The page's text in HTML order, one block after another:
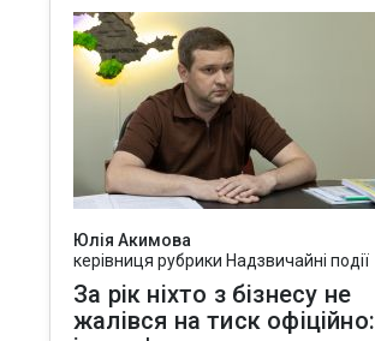
Юлія Акимова
керівниця рубрики Надзвичайні події
За рік ніхто з бізнесу не
жалівся на тиск офіційно: